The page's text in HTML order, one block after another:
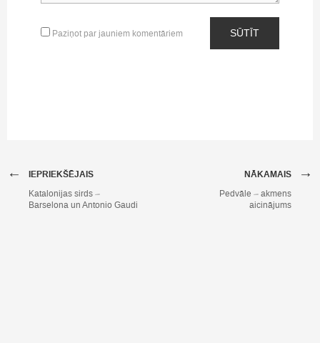
Paziņot par jauniem komentāriem SŪTĪT
IEPRIEKŠĒJAIS
←
Katalonijas sirds –
Barselona un Antonio Gaudi
NĀKAMAIS →
Pedvāle – akmens
aicinājums